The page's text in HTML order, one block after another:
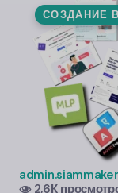
СОЗДАНИЕ
2,6К